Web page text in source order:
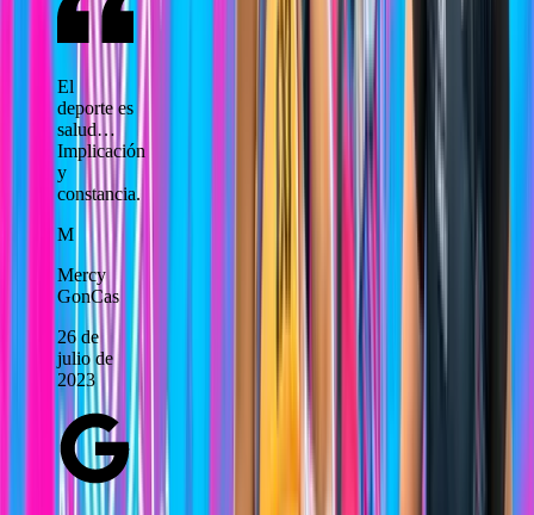
El
deporte es
salud…
Implicación
y
constancia.
M
Mercy
GonCas
26 de
julio de
2023